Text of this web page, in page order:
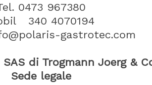
0473 967380
340 4070194
gastrotec.com
di Trogmann Joerg &
Sede legale